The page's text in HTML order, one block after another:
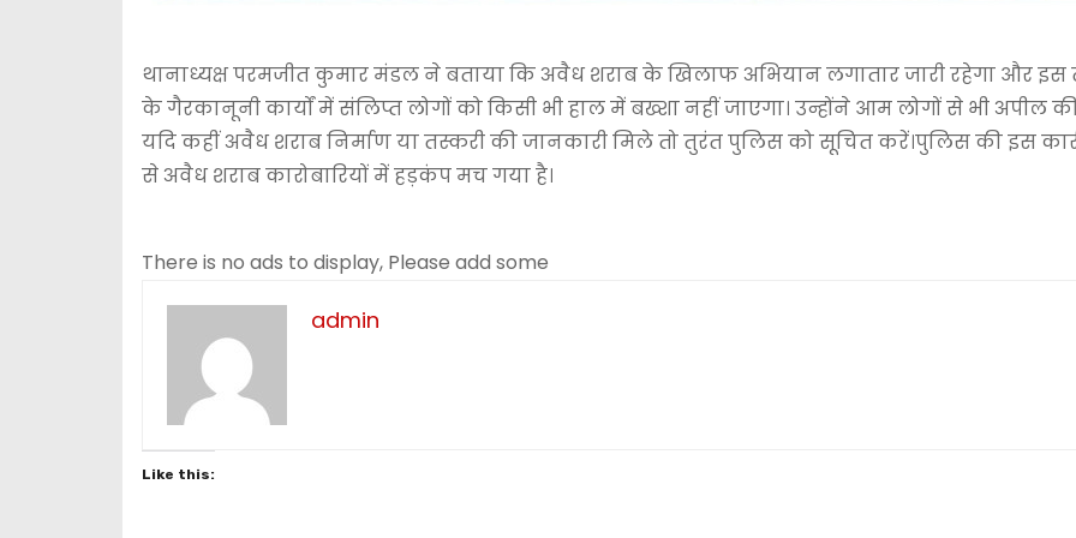
थानाध्यक्ष परमजीत कुमार मंडल ने बताया कि अवैध शराब के खिलाफ अभियान लगातार जारी रहेगा और इस
के गैरकानूनी कार्यों में संलिप्त लोगों को किसी भी हाल में बख्शा नहीं जाएगा। उन्होंने आम लोगों से भी अपील
यदि कहीं अवैध शराब निर्माण या तस्करी की जानकारी मिले तो तुरंत पुलिस को सूचित करें।पुलिस की इस
से अवैध शराब कारोबारियों में हड़कंप मच गया है।
There is no ads to display, Please add some
admin
Like this: